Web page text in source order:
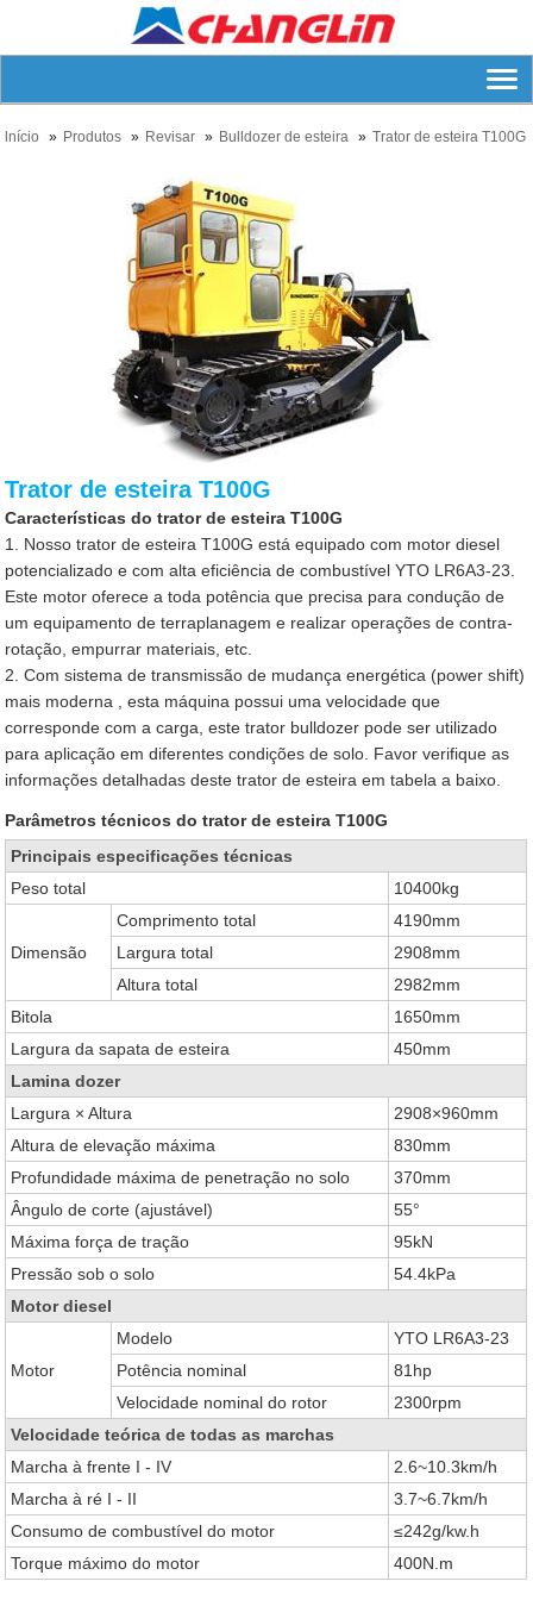
lnício Produtos Revisar Bulldozer de esteira Trator de esteira T100G
Trator de esteira T100G
Características do trator de esteira T100G
1. Nosso trator de esteira T100G está equipado com motor diesel
potencializado e com alta eficiência de combustível YTO LR6A3-23.
Este motor oferece a toda potência que precisa para condução de
um equipamento de terraplanagem e realizar operações de contra-
rotação, empurrar materiais, etc.
2. Com sistema de transmissão de mudança energética (power shift)
mais moderna , esta máquina possui uma velocidade que
corresponde com a carga, este trator bulldozer pode ser utilizado
para aplicação em diferentes condições de solo. Favor verifique as
informações detalhadas deste trator de esteira em tabela a baixo.
Parâmetros técnicos do trator de esteira T100G
Principais especificações técnicas
Peso total
10400kg
Dimensão
Comprimento total
4190mm
Largura total
2908mm
Altura total
2982mm
Bitola
1650mm
Largura da sapata de esteira
450mm
Lamina dozer
Largura × Altura
2908×960mm
Altura de elevação máxima
830mm
Profundidade máxima de penetração no solo
370mm
Ângulo de corte (ajustável)
55°
Máxima força de tração
95kN
Pressão sob o solo
54.4kPa
Motor diesel
Motor
Modelo
YTO LR6A3-23
Potência nominal
81hp
Velocidade nominal do rotor
2300rpm
Velocidade teórica de todas as marchas
Marcha à frente I - IV
2.6~10.3km/h
Marcha à ré I - II
3.7~6.7km/h
Consumo de combustível do motor
≤242g/kw.h
Torque máximo do motor
400N.m